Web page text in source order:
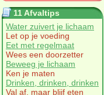
11 Afvaltips
Water zuivert je lichaam
Let op je voeding
Eet met regelmaat
Wees een doorzetter
Beweeg je lichaam
Ken je maten
Drinken, drinken, drinken
Val af, maar blijf eten